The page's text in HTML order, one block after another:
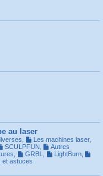
au laser
Les machines laser,
SCULPFUN
Autres
GRBL LightBurn,
et astuces